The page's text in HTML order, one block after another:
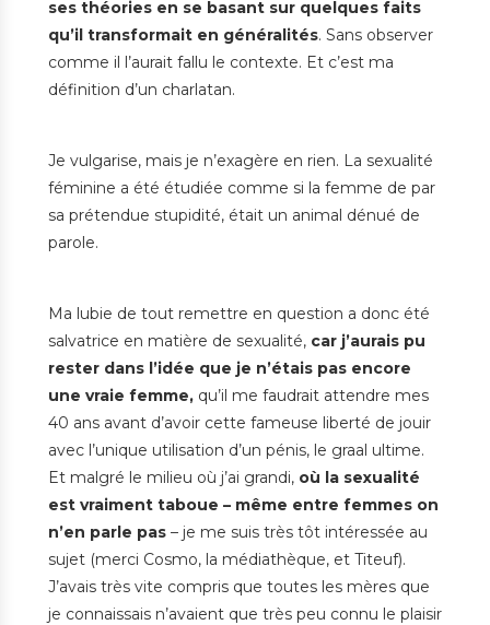
ses théories en se basant sur quelques faits
qu’il transformait en généralités. Sans observer
comme il l’aurait fallu le contexte. Et c’est ma
définition d’un charlatan.
Je vulgarise, mais je n’exagère en rien. La sexualité
féminine a été étudiée comme si la femme de par
sa prétendue stupidité, était un animal dénué de
parole.
Ma lubie de tout remettre en question a donc été
salvatrice en matière de sexualité, car j’aurais pu
rester dans l’idée que je n’étais pas encore
une vraie femme, qu’il me faudrait attendre mes
40 ans avant d’avoir cette fameuse liberté de jouir
avec l’unique utilisation d’un pénis, le graal ultime.
Et malgré le milieu où j’ai grandi, où la sexualité
est vraiment taboue – même entre femmes on
n’en parle pas – je me suis très tôt intéressée au
sujet (merci Cosmo, la médiathèque, et Titeuf).
J’avais très vite compris que toutes les mères que
je connaissais n’avaient que très peu connu le plaisir